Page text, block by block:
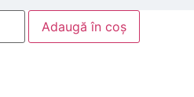
Adaugă în coș